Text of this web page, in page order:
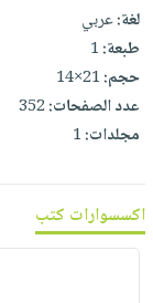
انشر
كتابك
تواصل
معنا
لغة:عربي
طبعة:1
حجم:21×14
عدد الصفحات:352
مجلدات:1
اكسسوارات كتب